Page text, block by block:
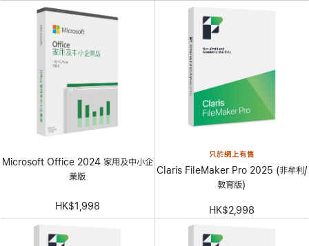
Microsoft Office 2024 家用及中小企
業版
HK$1,998
只於網上有售
Claris FileMaker Pro 2025 (非牟利/
教育版)
HK$2,998